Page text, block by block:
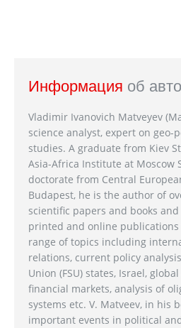
Информация об
Vladimir Ivanovich Matveyev
science analyst, expert on geo-
studies. A graduate from Kiev
Asia-Africa Institute at Moscow
doctorate from Central
Budapest, he is the author of
scientific papers and books
printed and online publications
range of topics including
relations, current policy
Union (FSU) states, Israel,
financial markets, analysis of
systems etc. V. Matveev, in his
important events in political